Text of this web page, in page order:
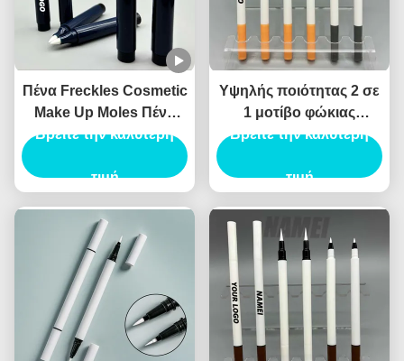
Πένα Freckles Cosmetic
Make Up Moles Πένα
Freckles Custom Logo
Περιέκτη Πένας
Βρείτε την καλύτερη
τιμή
Υψηλής ποιότητας 2 σε
1 μοτίβο φώκιας
Eyeliner υγρό Eyeliner
συσκευασία Canthus
Βρείτε την καλύτερη
τιμή